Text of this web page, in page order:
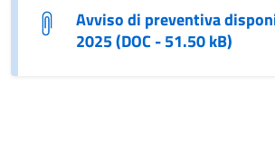
Avviso di preventiva
2025 (DOC - 51.50 kB)